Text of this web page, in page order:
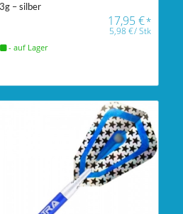
– silber
17,95€*
5,98€/Stk
- auf Lager